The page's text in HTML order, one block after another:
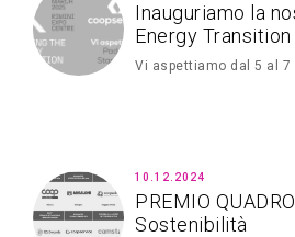
Inauguriamo la
Energy
Vi aspettiamo dal 5 al 7
10.12.2024
PREMIO
Sostenibilità